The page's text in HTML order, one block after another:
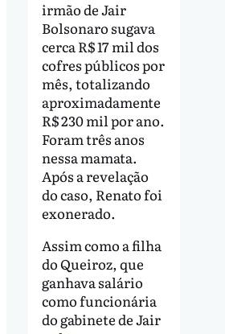
irmão de Jair
Bolsonaro sugava
cerca R$ 17 mil dos
cofres públicos por
mês, totalizando
aproximadamente
R$ 230 mil por ano.
Foram três anos
nessa mamata.
Após a revelação
do caso, Renato foi
exonerado.
Assim como a filha
do Queiroz, que
ganhava salário
como funcionária
do gabinete de Jair